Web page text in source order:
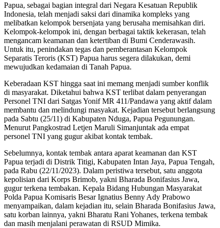
Papua, sebagai bagian integral dari Negara Kesatuan Republik
Indonesia, telah menjadi saksi dari dinamika kompleks yang
melibatkan kelompok bersenjata yang berusaha memisahkan diri.
Kelompok-kelompok ini, dengan berbagai taktik kekerasan, telah
mengancam keamanan dan ketertiban di Bumi Cenderawasih.
Untuk itu, penindakan tegas dan pemberantasan Kelompok
Separatis Teroris (KST) Papua harus segera dilakukan, demi
mewujudkan kedamaian di Tanah Papua.
Keberadaan KST hingga saat ini memang menjadi sumber konflik
di masyarakat. Diketahui bahwa KST terlibat dalam penyerangan
Personel TNI dari Satgas Yonif MR 411/Pandawa yang aktif dalam
membantu dan melindungi masyakat. Kejadian tersebut berlangsung
pada Sabtu (25/11) di Kabupaten Nduga, Papua Pegunungan.
Menurut Pangkostrad Letjen Maruli Simanjuntak ada empat
personel TNI yang gugur akibat kontak tembak.
Sebelumnya, kontak tembak antara aparat keamanan dan KST
Papua terjadi di Distrik Titigi, Kabupaten Intan Jaya, Papua Tengah,
pada Rabu (22/11/2023). Dalam peristiwa tersebut, satu anggota
kepolisian dari Korps Brimob, yakni Bharada Bonifasius Jawa,
gugur terkena tembakan. Kepala Bidang Hubungan Masyarakat
Polda Papua Komisaris Besar Ignatius Benny Ady Prabowo
menyampaikan, dalam kejadian itu, selain Bharada Bonifasius Jawa,
satu korban lainnya, yakni Bharatu Rani Yohanes, terkena tembak
dan masih menjalani perawatan di RSUD Mimika.